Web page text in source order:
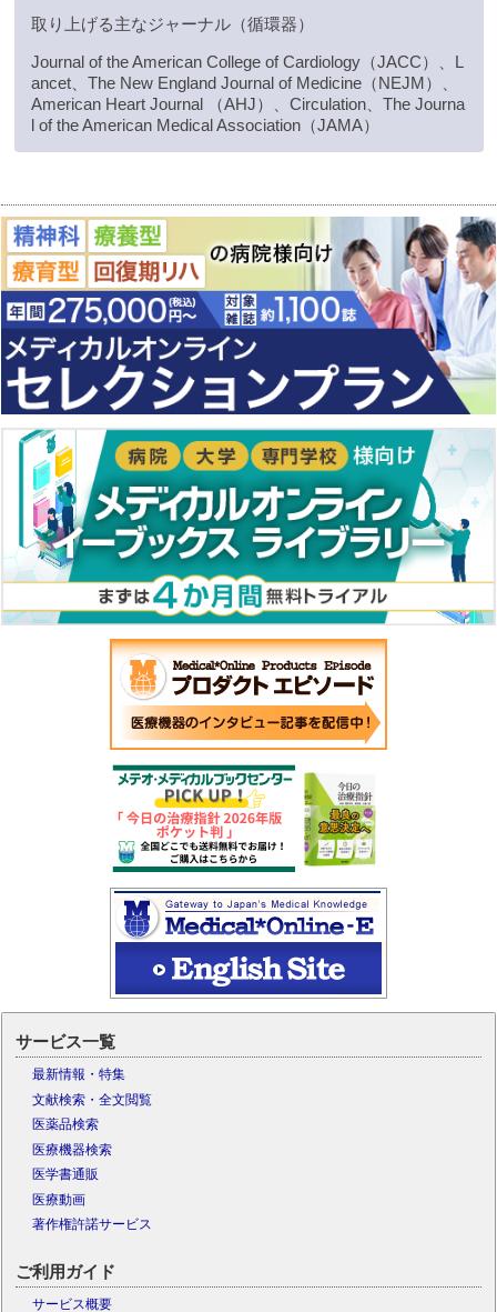
取り上げる主なジャーナル（循環器）
Journal of the American College of Cardiology（JACC）、L
ancet、The New England Journal of Medicine（NEJM）、
American Heart Journal （AHJ）、Circulation、The Journa
l of the American Medical Association（JAMA）
サービス一覧
最新情報・特集
文献検索・全文閲覧
医薬品検索
医療機器検索
医学書通販
医療動画
著作権許諾サービス
ご利用ガイド
サービス概要